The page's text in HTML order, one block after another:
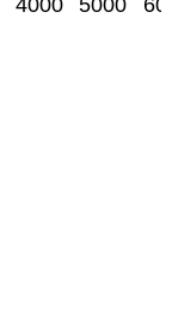
4000 5000